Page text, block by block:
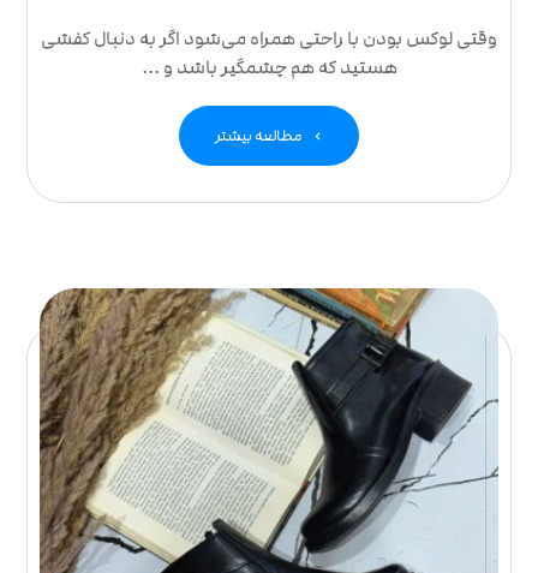
وقتی لوکس بودن با راحتی همراه می‌شود اگر به دنبال کفشی
هستید که هم چشمگیر باشد و ...
مطالعه بیشتر